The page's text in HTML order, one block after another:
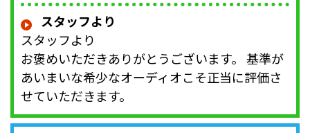
スタッフより
スタッフより
お褒めいただきありがとうございます。 基準が
あいまいな希少なオーディオこそ正当に評価さ
せていただきます。